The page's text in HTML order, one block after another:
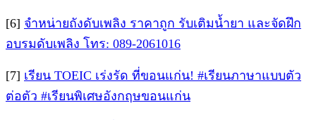
[6] จำหน่ายถังดับเพลิง ราคาถูก รับเติมน้ำยา และจัดฝึก
อบรมดับเพลิง โทร: 089-2061016
[7] เรียน TOEIC เร่งรัด ที่ขอนแก่น! #เรียนภาษาแบบตัว
ต่อตัว #เรียนพิเศษอังกฤษขอนแก่น